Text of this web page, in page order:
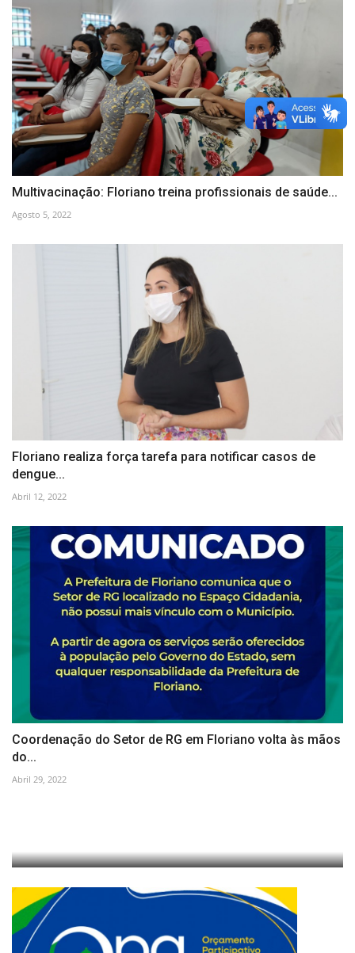
Multivacinação: Floriano treina profissionais de saúde...
Agosto 5, 2022
Floriano realiza força tarefa para notificar casos de
dengue...
Abril 12, 2022
Coordenação do Setor de RG em Floriano volta às mãos
do...
Abril 29, 2022